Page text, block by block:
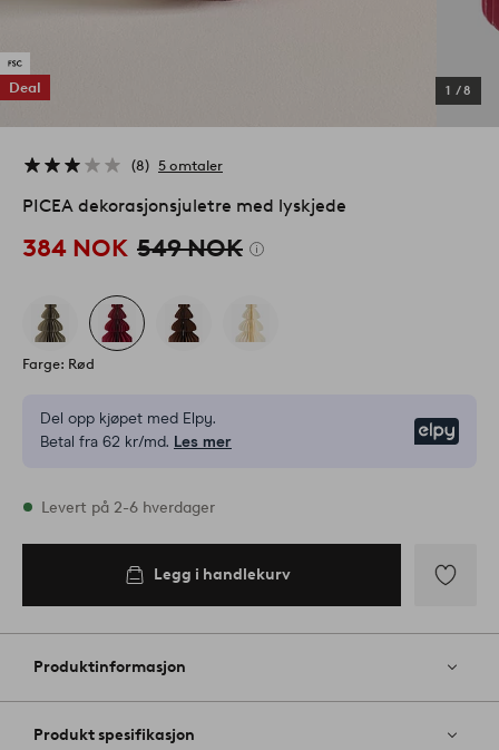
Deal 1 /8
8 5 omtaler
PICEA dekorasjonsjuletre med lyskjede
384 NOK 549 NOK
Farge: Rød
Del opp kjøpet med Elpy.
Betal fra 62 kr/md. Les mer
På lager
Levert på 2-6 hverdager
Legg i handlekurv
til
Produktinformasjon
Produkt spesifikasjon